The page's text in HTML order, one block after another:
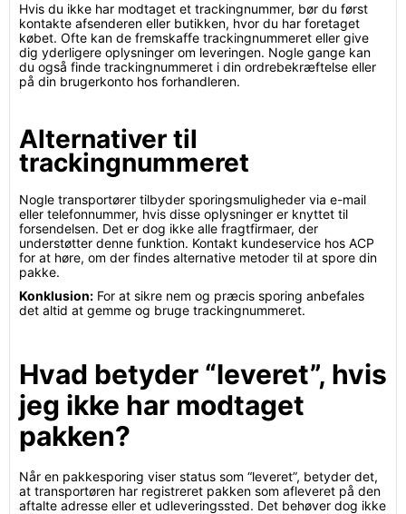
Hvis du ikke har modtaget et trackingnummer, bør du først
kontakte afsenderen eller butikken, hvor du har foretaget
købet. Ofte kan de fremskaffe trackingnummeret eller give
dig yderligere oplysninger om leveringen. Nogle gange kan
du også finde trackingnummeret i din ordrebekræftelse eller
på din brugerkonto hos forhandleren.
Alternativer til
trackingnummeret
Nogle transportører tilbyder sporingsmuligheder via e-mail
eller telefonnummer, hvis disse oplysninger er knyttet til
forsendelsen. Det er dog ikke alle fragtfirmaer, der
understøtter denne funktion. Kontakt kundeservice hos ACP
for at høre, om der findes alternative metoder til at spore din
pakke.
Konklusion: For at sikre nem og præcis sporing anbefales
det altid at gemme og bruge trackingnummeret.
Hvad betyder “leveret”, hvis
jeg ikke har modtaget
pakken?
Når en pakkesporing viser status som “leveret”, betyder det,
at transportøren har registreret pakken som afleveret på den
aftalte adresse eller et udleveringssted. Det behøver dog ikke